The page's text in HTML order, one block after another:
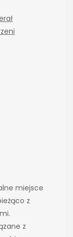
miejsce
z
z